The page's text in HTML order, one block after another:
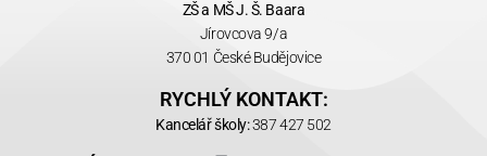
ZŠ a MŠ J. Š. Baara
Jírovcova 9/a
370 01 České Budějovice
RYCHLÝ KONTAKT:
Kancelář školy:387 427 502